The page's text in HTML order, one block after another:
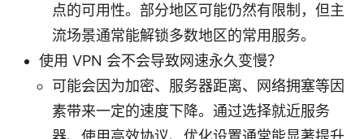
点的可用性。部分地区可能仍然有限制，但主
流场景通常能解锁多数地区的常用服务。
使用 VPN 会不会导致网速永久变慢？
可能会因为加密、服务器距离、网络拥塞等因
素带来一定的速度下降。通过选择就近服务